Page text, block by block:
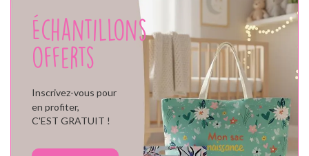
Échantillons
offerts
Inscrivez-vous pour
en profiter,
C'EST GRATUIT !